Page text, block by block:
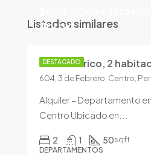
Listados similares
DESTACADO
Aprox)
Alquiler – Departamento
Centro Ubicado en...
2 1 50sqft
DEPARTAMENTOS